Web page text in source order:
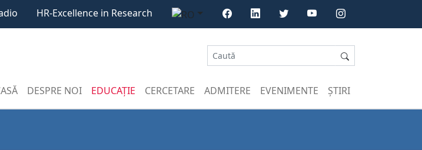
HR-Excellence in Research
DESPRE NOI EDUCAȚIE CERCETARE ADMITERE EVENIMENTE ȘTIRI